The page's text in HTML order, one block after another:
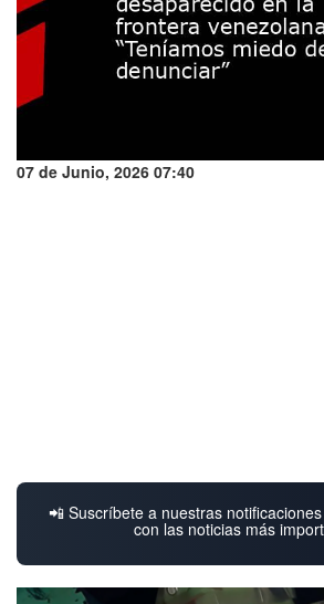
07 de Junio, 2026 07:40
📲 Suscríbete a nuestras
con las noticias más